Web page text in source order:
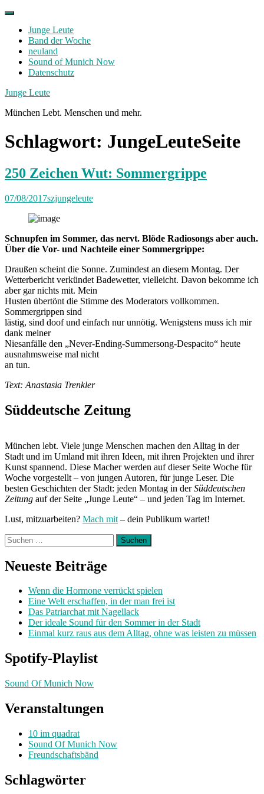
Skip
contentJunge Leute
Band der Woche
neuland
Sound of Munich Now
Datenschutz
Facebook
Twitter
Instagram
Junge Leute
München Lebt. Menschen und mehr.
Schlagwort: JungeLeuteSeite
250 Zeichen Wut: Sommergrippe
07/08/2017szjungeleute
Schnupfen im Sommer, das nervt. Blöde Radiosongs aber auch.
Über die Vor- und Nachteile einer Sommergrippe:
Draußen scheint die Sonne. Zumindest an diesem Montag. Der
Wetterbericht verkündet Badewetter, vielleicht. Davon bekomme ich
aber gar nichts mit. Mein
Husten übertönt die Stimme des Moderators vollkommen.
Sommergrippen sind
lästig, sind doof und einfach nur unnötig. Wenigstens muss ich mir
dank meiner
Niesanfälle den „Never-Ending-Summersong-Despacito“ heute
ausnahmsweise mal nicht
an tun.
Text: Anastasia Trenkler
Süddeutsche Zeitung
München lebt. Viele junge Menschen machen den Alltag in der
Stadt und im Umland mit ihren Ideen, mit ihren Projekten und ihrer
Kunst spannend. Diese Macher werden auf dieser Seite Woche für
Woche vorgestellt – von jungen Autoren, für junge Leser. Die
besten Geschichten der Stadt: jeden Montag in derSüddeutschen
Zeitung auf der Seite „Junge Leute“ – und jeden Tag im Internet.
Lust, mitzuarbeiten? Mach mit – dein Publikum wartet!
Suchen
nach:
Neueste Beiträge
Wenn die Hormone verrückt spielen
Eine Welt erschaffen, in der man frei ist
Das Patriarchat mit Nagellack
Der ideale Sound für den Sommer in der Stadt
Einmal kurz raus aus dem Alltag, ohne was leisten zu müssen
Spotify-Playlist
Sound Of Munich Now
Veranstaltungen
10 im quadrat
Sound Of Munich Now
Freundschaftsbänd
Schlagwörter